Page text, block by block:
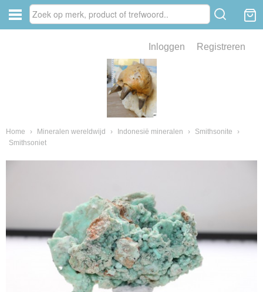
Inloggen Registreren
Home › Mineralen wereldwijd › Indonesië mineralen › Smithsonite
›
Smithsoniet
van fossielen en mineralen